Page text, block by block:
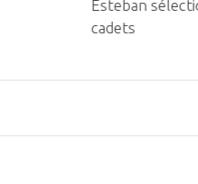
Esteban
cadets